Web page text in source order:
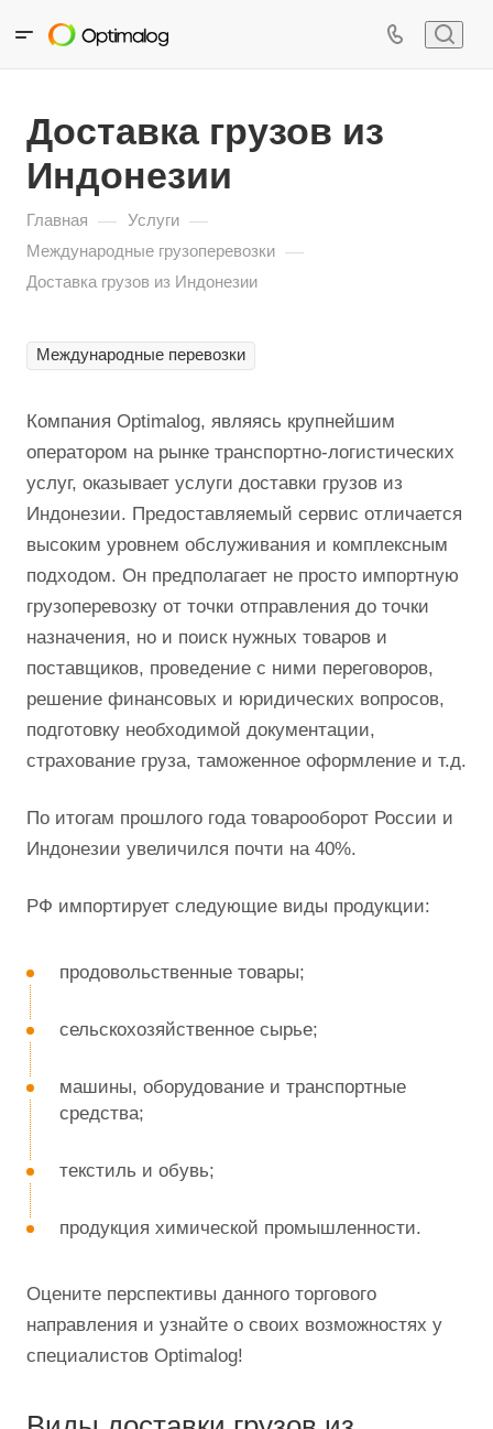
Подпишитесь на полезную рассылку
Доставка грузов из
Главная — Услуги —
Доставка грузов из Индонезии
Компания Optimalog, являясь крупнейшим
оператором на рынке транспортно-логистических
услуг, оказывает услуги доставки грузов из
Индонезии. Предоставляемый сервис отличается
высоким уровнем обслуживания и комплексным
подходом. Он предполагает не просто импортную
грузоперевозку от точки отправления до точки
поставщиков, проведение с ними переговоров,
решение финансовых и юридических вопросов,
страхование груза, таможенное оформление и т.д.
По итогам прошлого года товарооборот России и
Индонезии увеличился почти на 40%.
РФ импортирует следующие виды продукции:
продовольственные товары;
сельскохозяйственное сырье;
машины, оборудование и транспортные
текстиль и обувь;